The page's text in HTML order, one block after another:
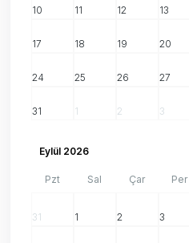
10 11 12 13
17 18 19 20
24 25 26 27
31 1 2 3
Eylül 2026
Pzt Sal Çar Per
31 1 2 3